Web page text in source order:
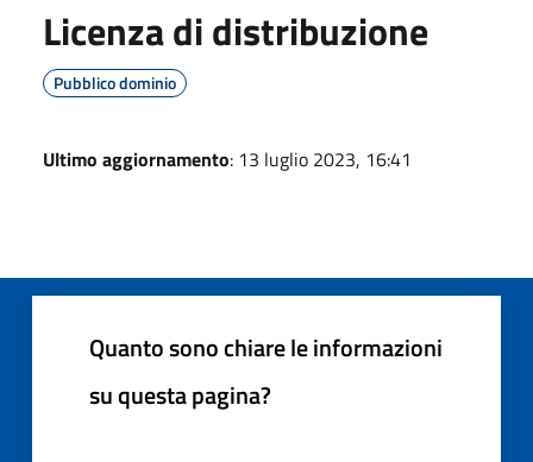
Licenza di distribuzione
Pubblico dominio
Ultimo aggiornamento: 13 luglio 2023, 16:41
Quanto sono chiare le informazioni
su questa pagina?